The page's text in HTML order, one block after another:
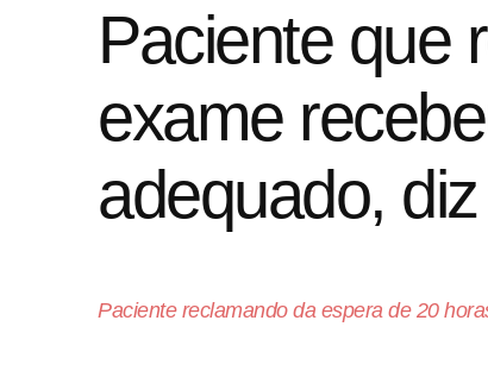
Paciente que
exame
adequado,
Paciente reclamando da espera de 20